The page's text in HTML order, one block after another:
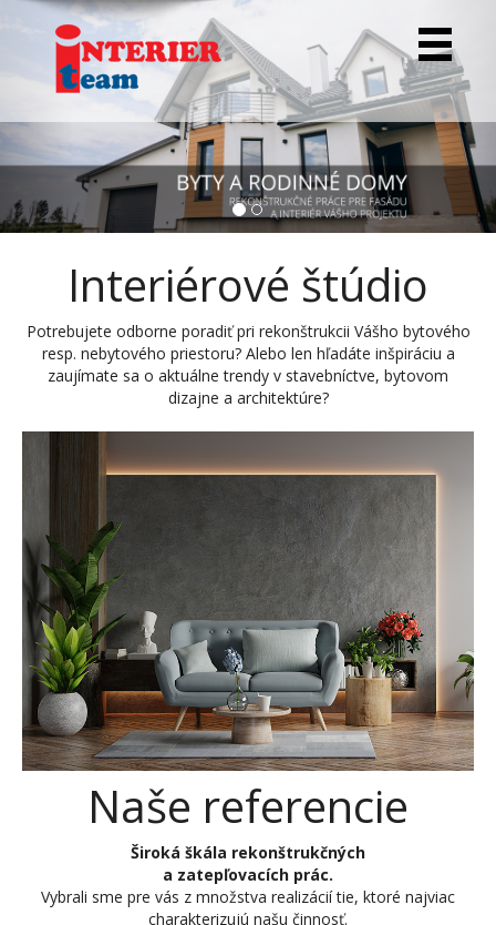
Previous
Interiérové štúdio
Potrebujete odborne poradiť pri rekonštrukcii Vášho bytového
resp. nebytového priestoru? Alebo len hľadáte inšpiráciu a
zaujímate sa o aktuálne trendy v stavebníctve, bytovom
dizajne a architektúre?
Naše referencie
Široká škála rekonštrukčných
a zatepľovacích prác.
Vybrali sme pre vás z množstva realizácií tie, ktoré najviac
charakterizujú našu činnosť.